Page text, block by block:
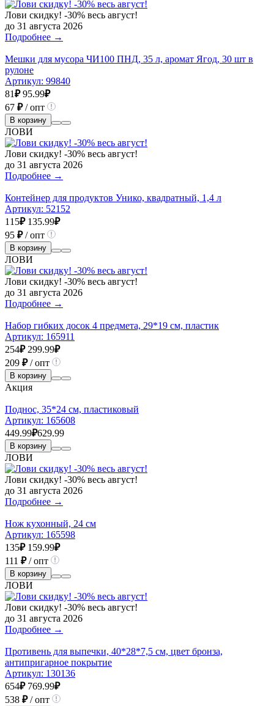
Лови скидку! -30% весь август!
до 31 августа 2026
Подробнее →
Мешки для мусора ЧИ100 ПНД, 35 л, аромат Ягод, 30 шт в
рулоне
Артикул: 99840
81₽ 95.99₽
67 ₽/ опт
В корзину
ЛОВИ
Лови скидку! -30% весь август!
до 31 августа 2026
Подробнее →
Контейнер для продуктов Унико, квадратный, 1,4 л
Артикул: 52152
115₽ 135.99₽
95 ₽/ опт
В корзину
ЛОВИ
Лови скидку! -30% весь август!
до 31 августа 2026
Подробнее →
Набор гибких досок 4 предмета, 29*19 см, пластик
Артикул: 165911
254₽ 299.99₽
209 ₽/ опт
В корзину
Акция
Поднос, 35*24 см, пластиковый
Артикул: 165608
449.99₽629.99
В корзину
ЛОВИ
Лови скидку! -30% весь август!
до 31 августа 2026
Подробнее →
Нож кухонный, 24 см
Артикул: 165598
135₽ 159.99₽
111 ₽/ опт
В корзину
ЛОВИ
Лови скидку! -30% весь август!
до 31 августа 2026
Подробнее →
Противень для выпечки, 40*28*7,5 см, цвет бронза,
антипригарное покрытие
Артикул: 130136
654₽ 769.99₽
538 ₽/ опт